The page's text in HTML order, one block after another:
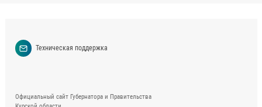
Техническая поддержка
Официальный сайт Губернатора и Правительства